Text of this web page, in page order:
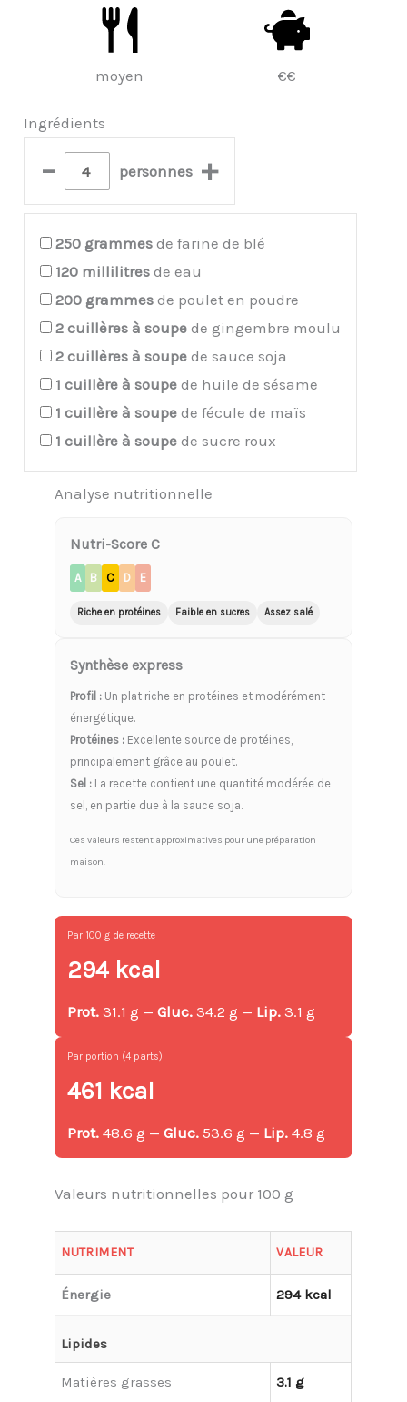
moyen €€
Ingrédients
– personnes +
250 grammes de farine de blé
120 millilitres de eau
200 grammes de poulet en poudre
2 cuillères à soupe de gingembre moulu
2 cuillères à soupe de sauce soja
1 cuillère à soupe de huile de sésame
1 cuillère à soupe de fécule de maïs
1 cuillère à soupe de sucre roux
Analyse nutritionnelle
Nutri-Score C
A B C D E
Riche en protéines Faible en sucres Assez salé
Synthèse express
Profil : Un plat riche en protéines et modérément
énergétique.
Protéines : Excellente source de protéines,
principalement grâce au poulet.
Sel : La recette contient une quantité modérée de
sel, en partie due à la sauce soja.
Ces valeurs restent approximatives pour une préparation
maison.
Par 100 g de recette
294 kcal
Prot. 31.1 g —Gluc. 34.2 g — Lip. 3.1 g
Par portion (4 parts)
461 kcal
Prot. 48.6 g —Gluc. 53.6 g — Lip. 4.8 g
Valeurs nutritionnelles pour 100 g
NUTRIMENT VALEUR
Énergie 294 kcal
Lipides
Matières grasses 3.1 g